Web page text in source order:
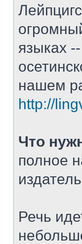
языках
нашем
http://
Что
полное
Речь